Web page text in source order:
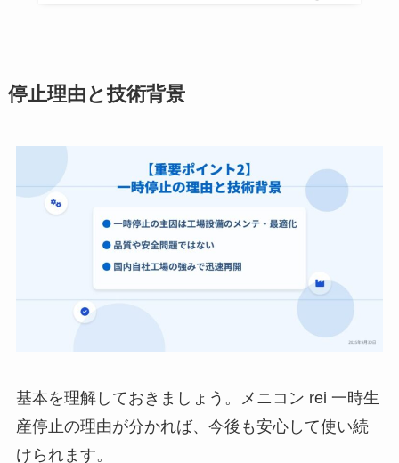
停止理由と技術背景
基本を理解しておきましょう。メニコン rei 一時生
産停止の理由が分かれば、今後も安心して使い続
けられます。